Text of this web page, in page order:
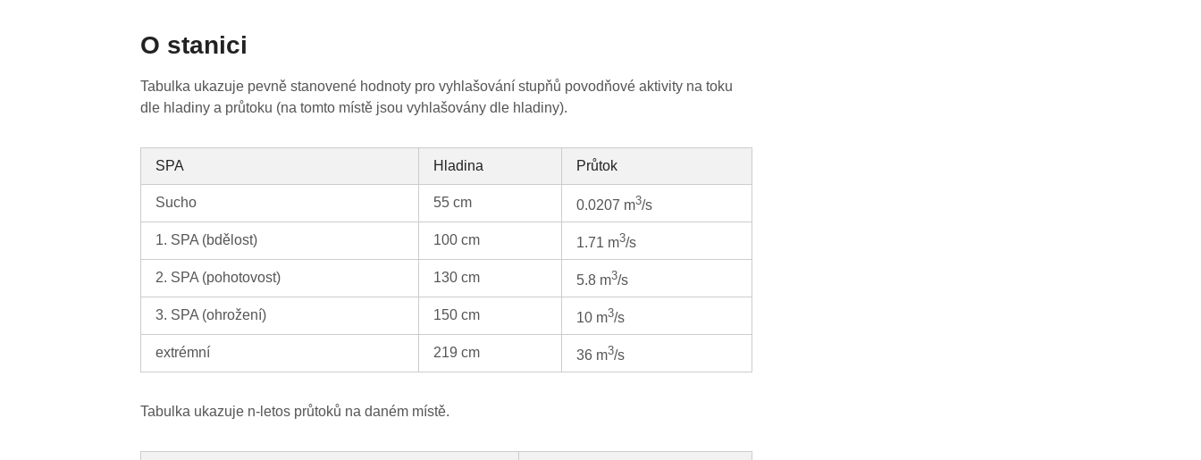
O stanici
Tabulka ukazuje pevně stanovené hodnoty pro vyhlašování stupňů povodňové aktivity na toku
dle hladiny a průtoku (na tomto místě jsou vyhlašovány dle hladiny).
SPA Hladina Průtok
Sucho 55 cm 0.0207 m3/s
1. SPA (bdělost) 100 cm 1.71 m3/s
2. SPA (pohotovost) 130 cm 5.8 m3/s
3. SPA (ohrožení) 150 cm 10 m3/s
extrémní 219 cm 36 m3/s
Tabulka ukazuje n-letos průtoků na daném místě.